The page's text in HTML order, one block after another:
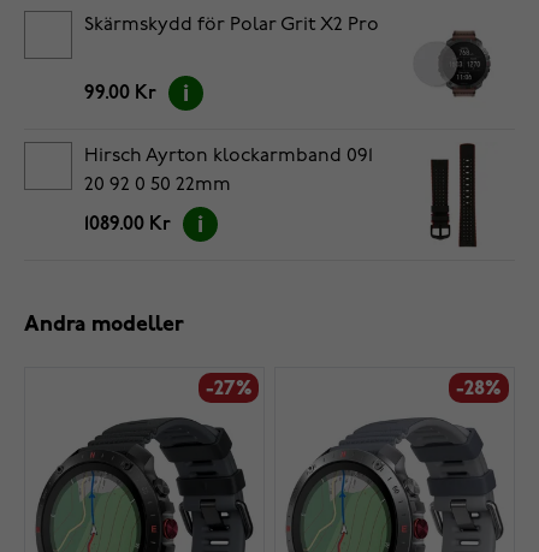
Skärmskydd för Polar Grit X2 Pro
99.00 Kr
Hirsch Ayrton klockarmband 091
20 92 0 50 22mm
1089.00 Kr
Andra modeller
-27% -28%